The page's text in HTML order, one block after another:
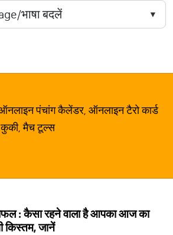
पंचांग कैलेंडर, ऑनलाइन टैरो कार्ड
कुकी, मैच टूल्स
: कैसा रहने वाला है आपका आज का
किस्तम, जानें